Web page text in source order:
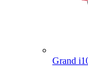
Grand